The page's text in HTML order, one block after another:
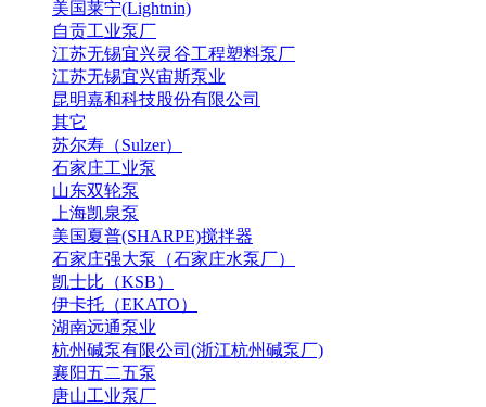
美国莱宁(Lightnin)
自贡工业泵厂
江苏无锡宜兴灵谷工程塑料泵厂
江苏无锡宜兴宙斯泵业
昆明嘉和科技股份有限公司
其它
苏尔寿（Sulzer）
石家庄工业泵
山东双轮泵
上海凯泉泵
美国夏普(SHARPE)搅拌器
石家庄强大泵（石家庄水泵厂）
凯士比（KSB）
伊卡托（EKATO）
湖南远通泵业
杭州碱泵有限公司(浙江杭州碱泵厂)
襄阳五二五泵
唐山工业泵厂